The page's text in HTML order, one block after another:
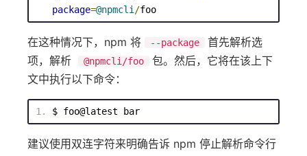
package=@npmcli /foo
在这种情况下，npm 将 --package
首先解析选
项，解析
@npmcli/foo
包。然后，它将在该上下
文中执行以下命令：
$ foo@latest bar
建议使用双连字符来明确告诉 npm 停止解析命令行